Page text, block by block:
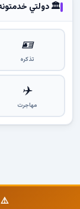
🏛 دولتي
🪪
تذکره
✈️
مهاجرت
⚠️